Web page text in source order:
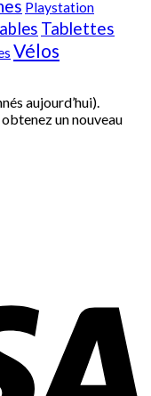
Playstation
Tablettes
Vélos
aujourd’hui).
un nouveau